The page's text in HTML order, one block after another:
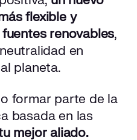
flexible y
renovables,
en
planeta.
formar parte de la
basada en las
mejor aliado.